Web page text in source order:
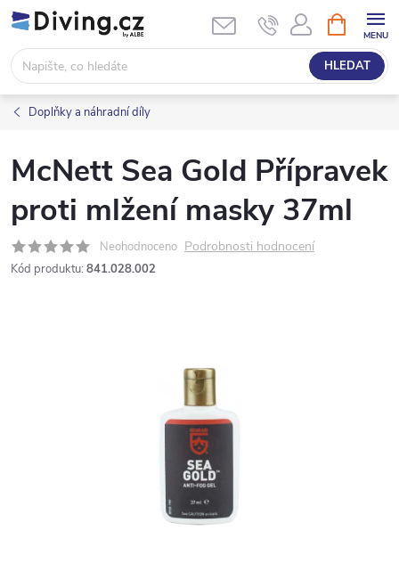
Přejít
na
obsah
HLEDAT
NÁKUPNÍ
KOŠÍK
Doplňky a náhradní díly
McNett Sea Gold Přípravek
proti mlžení masky 37ml
Neohodnoceno Podrobnosti hodnocení
Kód produktu: 841.028.002